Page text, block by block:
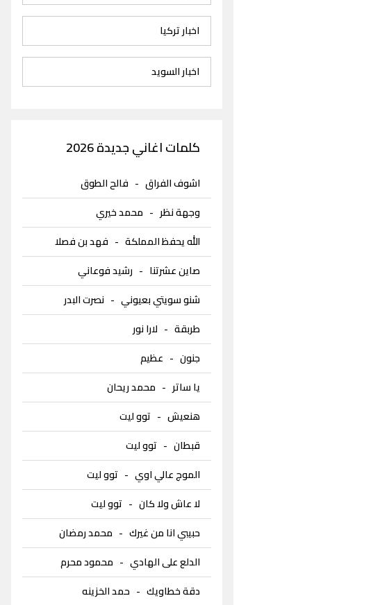
اخبار تركيا
اخبار السويد
كلمات اغاني جديدة 2026
اشوف الفراق- فالح الطوق
وجهة نظر - محمد خيري
الله يحفظ المملكة- فهد بن فصلا
صاين عشرتنا - رشيد فوعاني
شنو سويتي بعيوني- نصرت البدر
طربقة- لارا نور
جنون- عظيم
يا ساتر - محمد ريحان
هنعيش- توو ليت
قبطان- توو ليت
الموج عالي اوي- توو ليت
لا عاش ولا كان- توو ليت
حبيبي انا من غيرك- محمد رمضان
الدلع على الهادي- محمود محرم
دقة خطاويك- حمد الخزينه